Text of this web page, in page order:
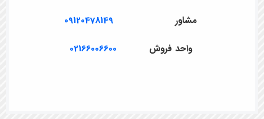
مشاور 09120478149
واحد فروش 02166006600